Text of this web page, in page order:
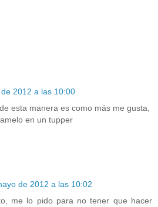
2012 a las 10:00
esta manera es como más me gusta,
en un tupper
de 2012 a las 10:02
me lo pido para no tener que hacer